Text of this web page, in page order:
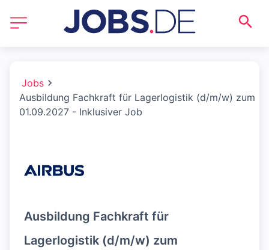
Jobs
Ausbildung Fachkraft für Lagerlogistik (d/m/w) zum
01.09.2027 - Inklusiver Job
Ausbildung Fachkraft für
Lagerlogistik (d/m/w) zum